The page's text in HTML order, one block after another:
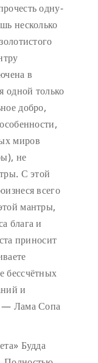
одну-
несколько
в
одной только
добро,
миров
не
С этой
всего
мантры,
блага и
приносит
бессчётных
и
— Лама Сопа
Будда